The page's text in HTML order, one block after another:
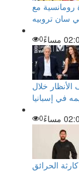
رومانسية مع
سان تروبيه
0
خلال
0
الحرائق